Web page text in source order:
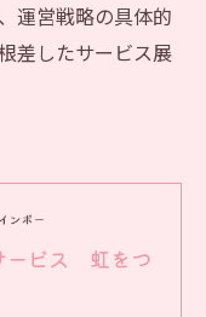
運営戦略の具体的
差したサービス展
ービス 虹をつ